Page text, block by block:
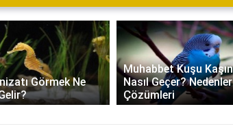
Görmek Ne
Muhabbet Kuşu
Nasıl Geçer?
Çözümleri